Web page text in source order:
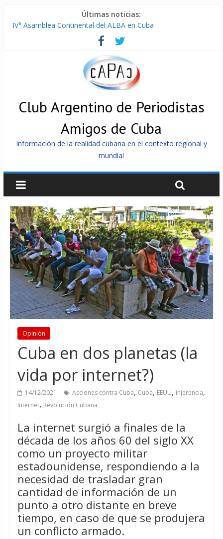
Últimas noticias:
IV° Asamblea Continental del ALBA en Cuba
ONU gestiona con “varios países interesados” envío de
Cuba, la «Gaza silenciosa»
Encuentro de Partidos Comunistas y Obreros en Cuba
China envía a Cuba sistemas 5.000 fotovoltaicos
Club Argentino de Periodistas
Amigos de Cuba
Información de la realidad cubana en el contexto regional y
mundial
Opinión
Cuba en dos planetas (la
vida por internet?)
14/12/2021 Acciones contra Cuba, Cuba, EEUU, injerencia,
Internet, Revolución Cubana
La internet surgió a finales de la
década de los años 60 del siglo XX
como un proyecto militar
estadounidense, respondiendo a la
necesidad de trasladar gran
cantidad de información de un
punto a otro distante en breve
tiempo, en caso de que se produjera
un conflicto armado.